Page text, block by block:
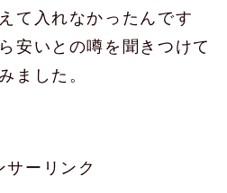
て入れなかったんです
安いとの噂を聞きつけて
ました。
サーリンク